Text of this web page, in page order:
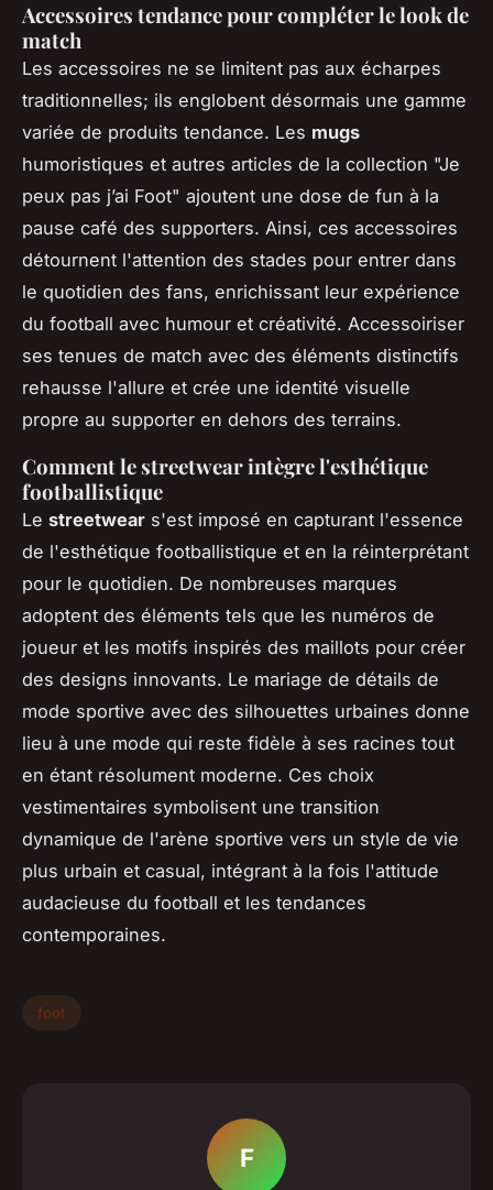
Accessoires tendance pour compléter le look de
match
Les accessoires ne se limitent pas aux écharpes
traditionnelles; ils englobent désormais une gamme
variée de produits tendance. Les mugs
humoristiques et autres articles de la collection "Je
peux pas j’ai Foot" ajoutent une dose de fun à la
pause café des supporters. Ainsi, ces accessoires
détournent l'attention des stades pour entrer dans
le quotidien des fans, enrichissant leur expérience
du football avec humour et créativité. Accessoiriser
ses tenues de match avec des éléments distinctifs
rehausse l'allure et crée une identité visuelle
propre au supporter en dehors des terrains.
Comment le streetwear intègre l'esthétique
footballistique
Le streetwear s'est imposé en capturant l'essence
de l'esthétique footballistique et en la réinterprétant
pour le quotidien. De nombreuses marques
adoptent des éléments tels que les numéros de
joueur et les motifs inspirés des maillots pour créer
des designs innovants. Le mariage de détails de
mode sportive avec des silhouettes urbaines donne
lieu à une mode qui reste fidèle à ses racines tout
en étant résolument moderne. Ces choix
vestimentaires symbolisent une transition
dynamique de l'arène sportive vers un style de vie
plus urbain et casual, intégrant à la fois l'attitude
audacieuse du football et les tendances
contemporaines.
foot
F